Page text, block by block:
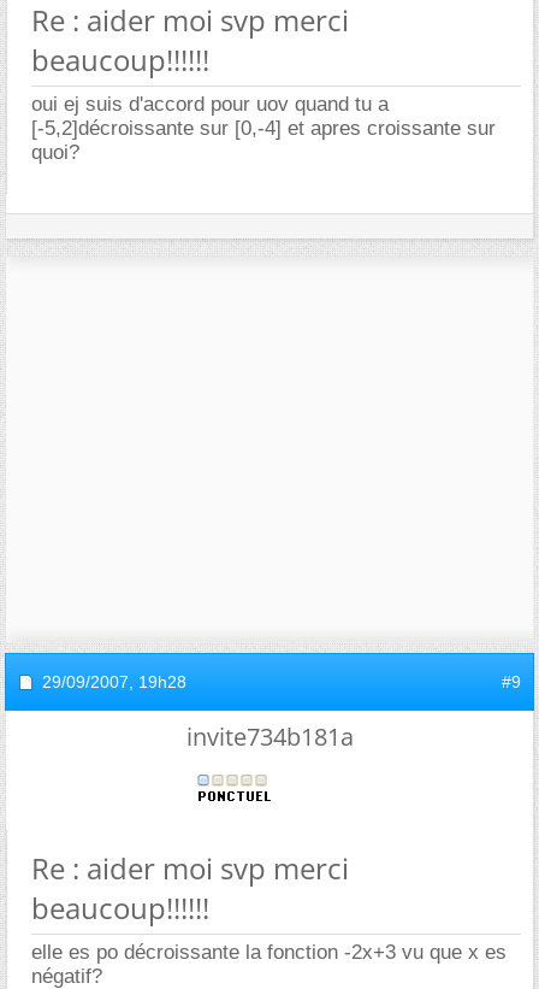
Re : aider moi svp merci
beaucoup!!!!!!
oui ej suis d'accord pour uov quand tu a
[-5,2]décroissante sur [0,-4] et apres croissante sur
quoi?
29/09/2007, 19h28 #9
invite734b181a
Re : aider moi svp merci
beaucoup!!!!!!
elle es po décroissante la fonction -2x+3 vu que x es
négatif?